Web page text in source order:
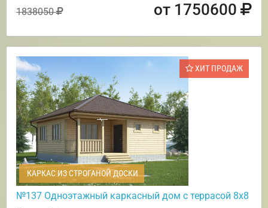
1838050 от 1750600
ХИТ ПРОДАЖ
КАРКАС ИЗ СТРОГАНОЙ ДОСКИ
№137 Одноэтажный каркасный дом с террасой 8х8